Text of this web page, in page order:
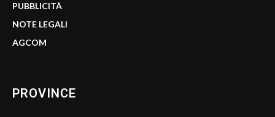
PUBBLICITÀ
NOTE LEGALI
AGCOM
PROVINCE